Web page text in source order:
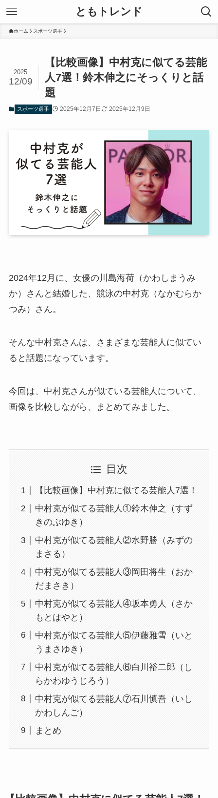
ともトレンド
ホーム スポーツ選手
【比較画像】中村克に似てる芸能
人7選！鈴木伸之にそっくりと話
題
2025
12/09
スポーツ選手 2025年12月7日 2025年12月9日
2024年12月に、女優の川島海荷（かわしまうみ
か）さんと結婚した、競泳の中村克（なかむらか
つみ）さん。
そんな中村克さんは、さまざまな芸能人に似てい
ると話題になっています。
今回は、中村克さんが似ている芸能人について、
画像を比較しながら、まとめてみました。
目次
【比較画像】中村克に似てる芸能人7選！
中村克が似てる芸能人①鈴木伸之（すず
きのぶゆき）
中村克が似てる芸能人②水野勝（みずの
まさる）
中村克が似てる芸能人③岡田将生（おか
だまさき）
中村克が似てる芸能人④坂本勇人（さか
もとはやと）
中村克が似てる芸能人⑤伊藤雅雪（いと
うまさゆき）
中村克が似てる芸能人⑥白川裕二郎（し
らかわゆうじろう）
中村克が似てる芸能人⑦石川慎吾（いし
かわしんご）
まとめ